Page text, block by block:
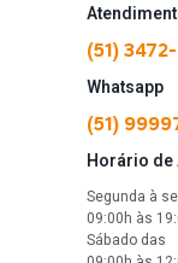
Cor:Azul
Área de
Peso:
Material
ITENS
1 Gazebo
(51)
Whatsapp
(51)
Horário de
Segunda à
09:00h às
Sábado das